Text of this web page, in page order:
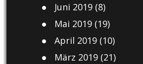
Juni 2019(8)
Mai 2019(19)
April 2019(10)
März 2019(21)